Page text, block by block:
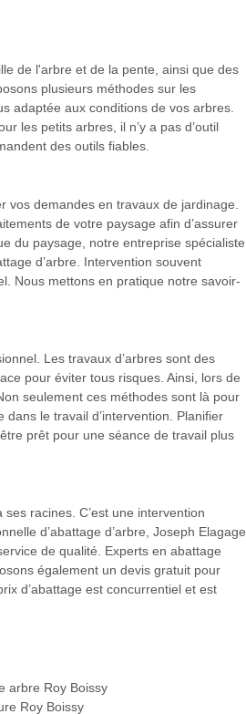
de l'arbre et de la pente, ainsi que des
plusieurs méthodes sur les
adaptée aux conditions de vos arbres.
les petits arbres, il n’y a pas d’outil
des outils fiables.
vos demandes en travaux de jardinage.
de votre paysage afin d’assurer
du paysage, notre entreprise spécialiste
d’arbre. Intervention souvent
Nous mettons en pratique notre savoir-
Les travaux d’arbres sont des
pour éviter tous risques. Ainsi, lors de
seulement ces méthodes sont là pour
le travail d’intervention. Planifier
prêt pour une séance de travail plus
ses racines. C’est une intervention
d’abattage d’arbre, Joseph Elagage
de qualité. Experts en abattage
également un devis gratuit pour
d’abattage est concurrentiel et est
arbre Roy Boissy
Roy Boissy